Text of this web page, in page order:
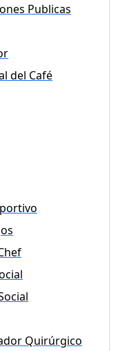
Publicas
del Café
Quirúrgico